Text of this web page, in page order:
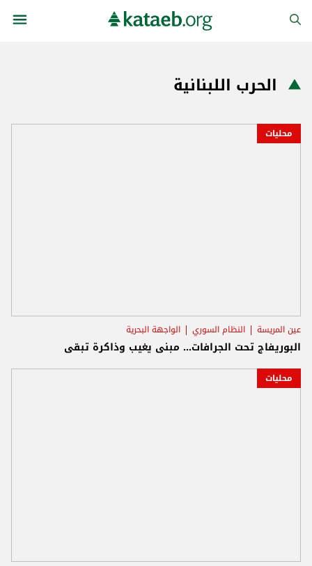
الحرب اللبنانية
محليات
عين المريسة النظام السوري الواجهة البحرية
البوريفاج تحت الجرافات… مبنى يغيب وذاكرة تبقى
محليات